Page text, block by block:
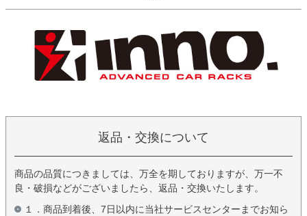
返品・交換について
商品の品質につきましては、万全を期しておりますが、万一不
良・破損などがございましたら、返品・交換いたします。
１．商品到着後、7日以内に当社サービスセンターまでお知ら